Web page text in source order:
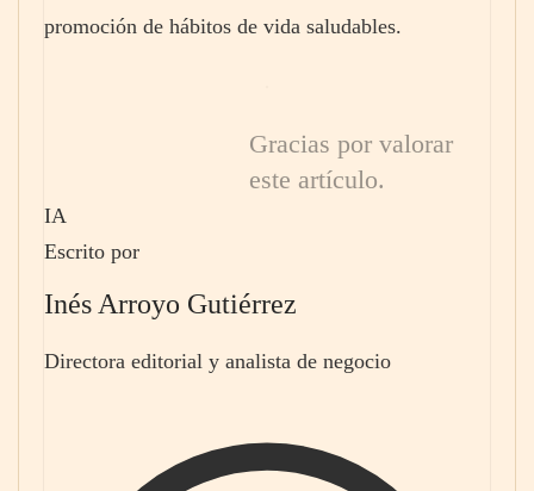
promoción de hábitos de vida saludables.
Gracias por valorar
este artículo.
IA
Escrito por
Inés Arroyo Gutiérrez
Directora editorial y analista de negocio